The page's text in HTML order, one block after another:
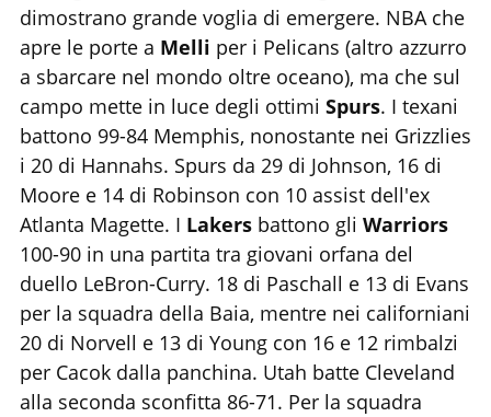
dimostrano grande voglia di emergere. NBA che
apre le porte a Melli per i Pelicans (altro azzurro
a sbarcare nel mondo oltre oceano), ma che sul
campo mette in luce degli ottimi Spurs. I texani
battono 99-84 Memphis, nonostante nei Grizzlies
i 20 di Hannahs. Spurs da 29 di Johnson, 16 di
Moore e 14 di Robinson con 10 assist dell'ex
Atlanta Magette. I Lakersbattono gli Warriors
100-90 in una partita tra giovani orfana del
duello LeBron-Curry. 18 di Paschall e 13 di Evans
per la squadra della Baia, mentre nei californiani
20 di Norvell e 13 di Young con 16 e 12 rimbalzi
per Cacok dalla panchina. Utah batte Cleveland
alla seconda sconfitta 86-71. Per la squadra